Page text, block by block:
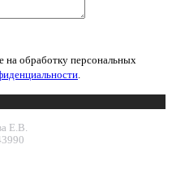
на обработку персональных
.
Е.В.